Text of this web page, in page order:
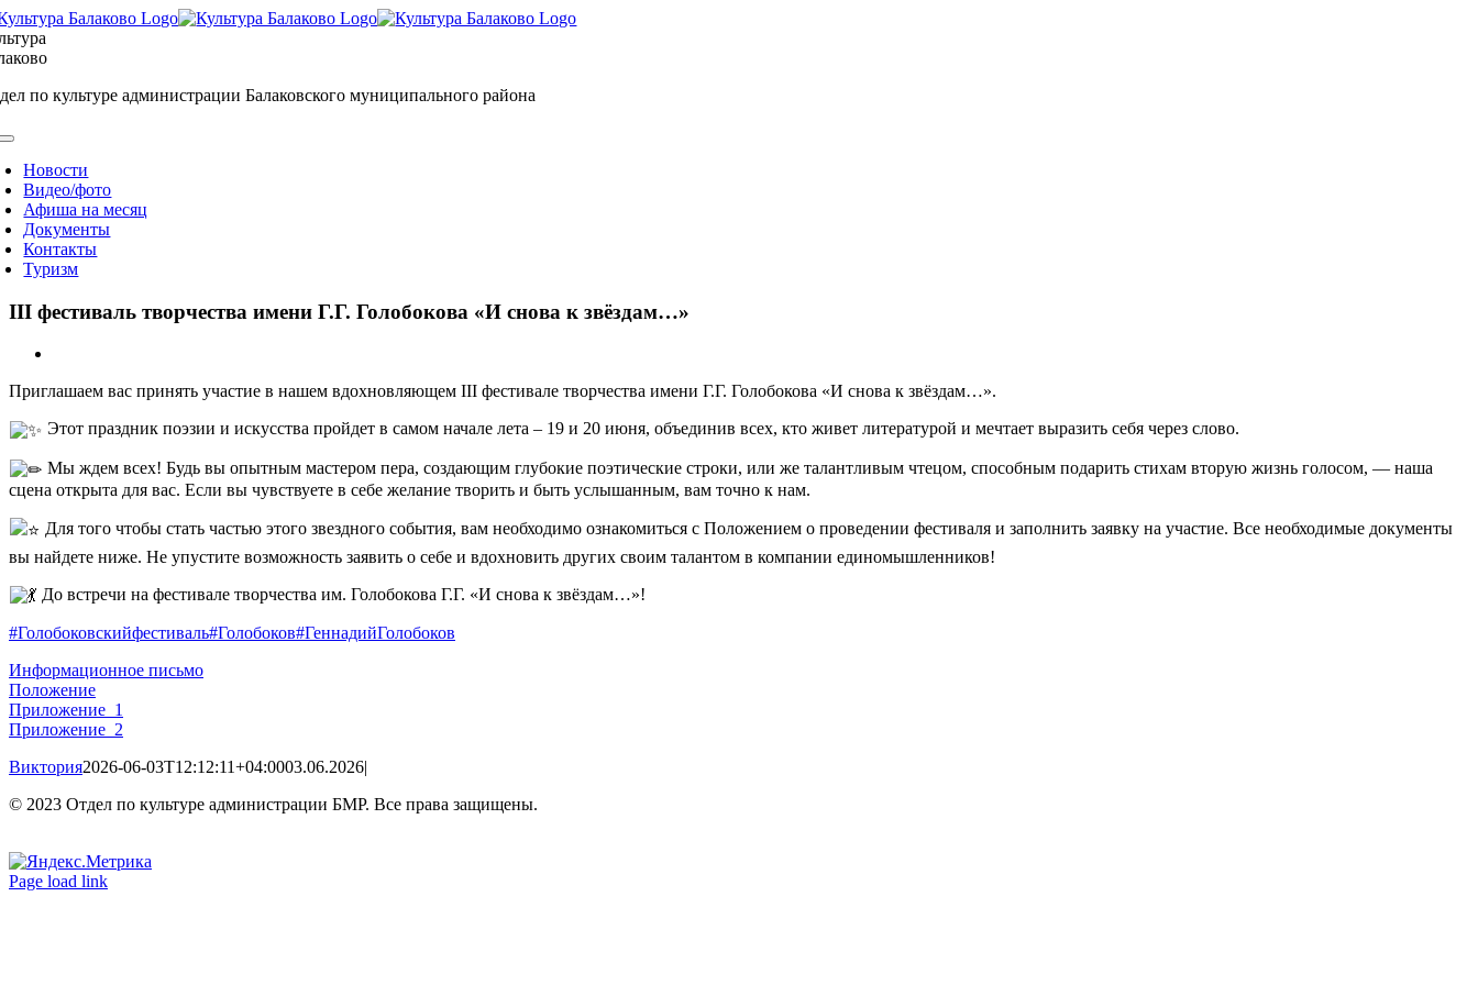
Skip
to
content
по культуре администрации Балаковского муниципального района
Новости
Видео/фото
Афиша на месяц
Документы
Контакты
Туризм
III фестиваль творчества имени Г.Г. Голобокова «И снова к звёздам…»
Image
Приглашаем вас принять участие в нашем вдохновляющем III фестивале творчества имени Г.Г. Голобокова «И снова к звёздам…».
Этот праздник поэзии и искусства пройдет в самом начале лета – 19 и 20 июня, объединив всех, кто живет литературой и мечтает выразить себя через слово.
Мы ждем всех! Будь вы опытным мастером пера, создающим глубокие поэтические строки, или же талантливым чтецом, способным подарить стихам вторую жизнь голосом, — наша
сцена открыта для вас. Если вы чувствуете в себе желание творить и быть услышанным, вам точно к нам.
Для того чтобы стать частью этого звездного события, вам необходимо ознакомиться с Положением о проведении фестиваля и заполнить заявку на участие. Все необходимые документы
вы найдете ниже. Не упустите возможность заявить о себе и вдохновить других своим талантом в компании единомышленников!
До встречи на фестивале творчества им. Голобокова Г.Г. «И снова к звёздам…»!
#Голобоковскийфестиваль#Голобоков#ГеннадийГолобоков
Информационное письмо
Положение
Приложение_1
Приложение_2
Виктория2026-06-03T12:12:11+04:0003.06.2026|
© 2023 Отдел по культуре администрации БМР. Все права защищены.
Вконтакте
Одноклассники
Page load link